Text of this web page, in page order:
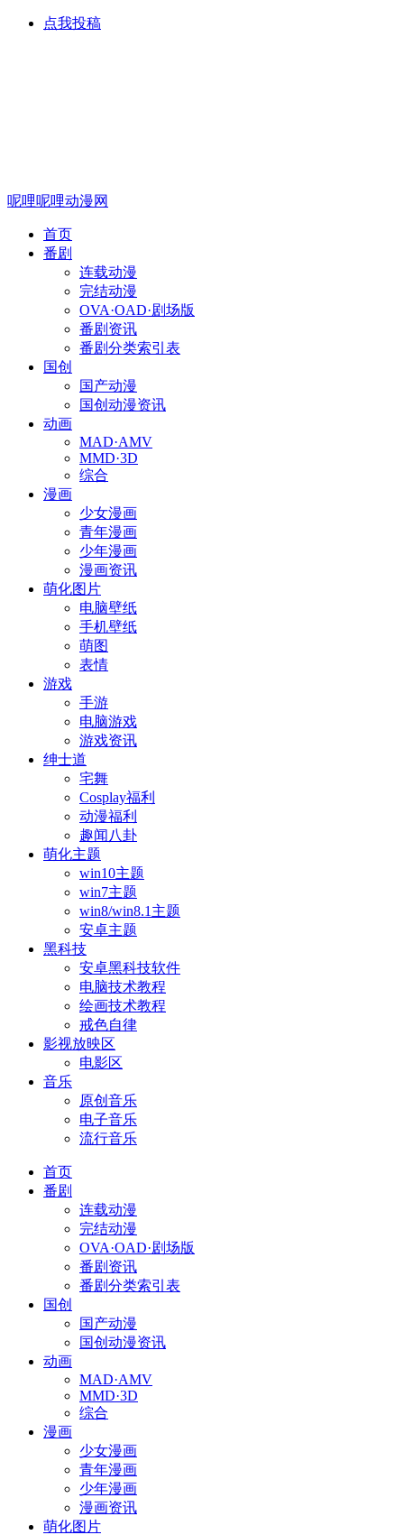
点我投稿
呢哩呢哩动漫网
首页
番剧
连载动漫
完结动漫
OVA·OAD·剧场版
番剧资讯
番剧分类索引表
国创
国产动漫
国创动漫资讯
动画
MAD·AMV
MMD·3D
综合
漫画
少女漫画
青年漫画
少年漫画
漫画资讯
萌化图片
电脑壁纸
手机壁纸
萌图
表情
游戏
手游
电脑游戏
游戏资讯
绅士道
宅舞
Cosplay福利
动漫福利
趣闻八卦
萌化主题
win10主题
win7主题
win8/win8.1主题
安卓主题
黑科技
安卓黑科技软件
电脑技术教程
绘画技术教程
戒色自律
影视放映区
电影区
音乐
原创音乐
电子音乐
流行音乐
首页
番剧
连载动漫
完结动漫
OVA·OAD·剧场版
番剧资讯
番剧分类索引表
国创
国产动漫
国创动漫资讯
动画
MAD·AMV
MMD·3D
综合
漫画
少女漫画
青年漫画
少年漫画
漫画资讯
萌化图片